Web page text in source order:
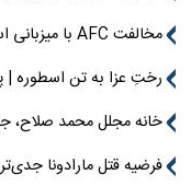
مخالفت AFC با میزبانی استقلال در عراق
رختِ عزا به تن اسطوره
خانه مجلل محمد صلاح،
فرضیه قتل مارادونا